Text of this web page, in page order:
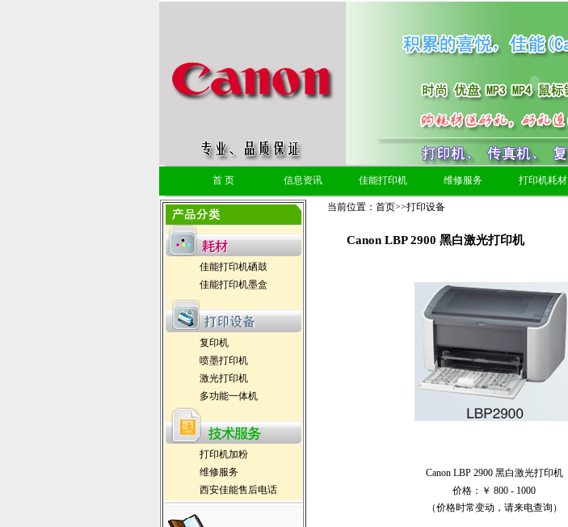
首 页 信息资讯 佳能打印机 维修服务 打印机耗材
佳能打印机硒鼓
佳能打印机墨盒
复印机
喷墨打印机
激光打印机
多功能一体机
打印机加粉
维修服务
西安佳能售后电话
当前位置： 首页>>打印设备
Canon LBP 2900 黑白激光打印机
Canon LBP 2900 黑白激光打印机
价格：￥ 800 - 1000
（价格时常变动，请来电查询）